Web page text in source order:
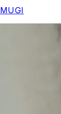
MUGI